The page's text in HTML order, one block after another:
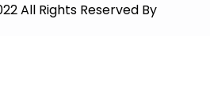
All Rights Reserved By